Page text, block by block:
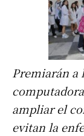
Premiarán a
ampliar el
evitan la